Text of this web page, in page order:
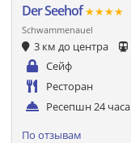
Der Seehof★★★★
Schwammenauel
3 км до центра
Сейф
Ресторан
Ресепшн 24 часа
По отзывам